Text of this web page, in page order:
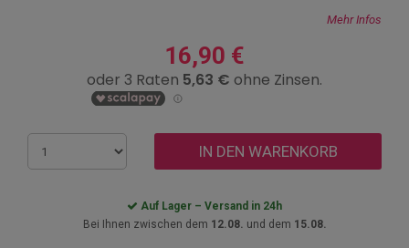
Mehr Infos
16,90 €
IN DEN WARENKORB
Auf Lager – Versand in 24h
Bei Ihnen zwischen dem 12.08. und dem 15.08.